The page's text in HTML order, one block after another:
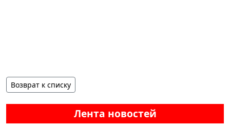
Лента новостей
Возврат к списку